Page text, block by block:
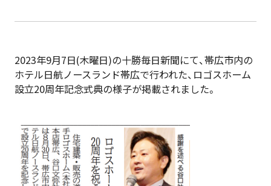
2023年9月7日(木曜日)の十勝毎日新聞にて、帯広市内の
ホテル日航ノースランド帯広で行われた、ロゴスホーム
設立20周年記念式典の様子が掲載されました。